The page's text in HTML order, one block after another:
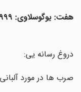
هفت: یوگوسلاوی: ۱۹۹۹
دروغ رسانه یی:
صرب ها در مورد